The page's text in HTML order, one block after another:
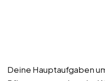
Deine Hauptaufgaben